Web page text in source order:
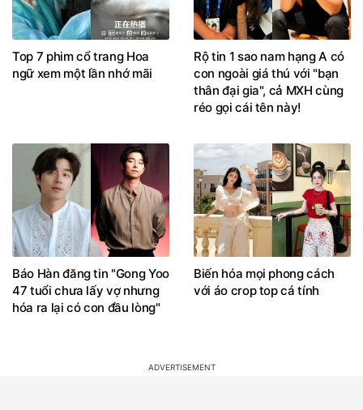
Top 7 phim cổ trang Hoa
ngữ xem một lần nhớ mãi
Rộ tin 1 sao nam hạng A có
con ngoài giá thú với "bạn
thân đại gia", cả MXH cùng
réo gọi cái tên này!
Báo Hàn đăng tin "Gong Yoo
47 tuổi chưa lấy vợ nhưng
hóa ra lại có con đầu lòng"
Biến hóa mọi phong cách
với áo crop top cá tính